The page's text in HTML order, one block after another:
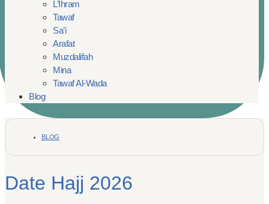
L’Ihram
Tawaf
Sa’i
Arafat
Muzdalifah
Mina
Tawaf Al-Wada
Blog
BLOG
Date Hajj 2026